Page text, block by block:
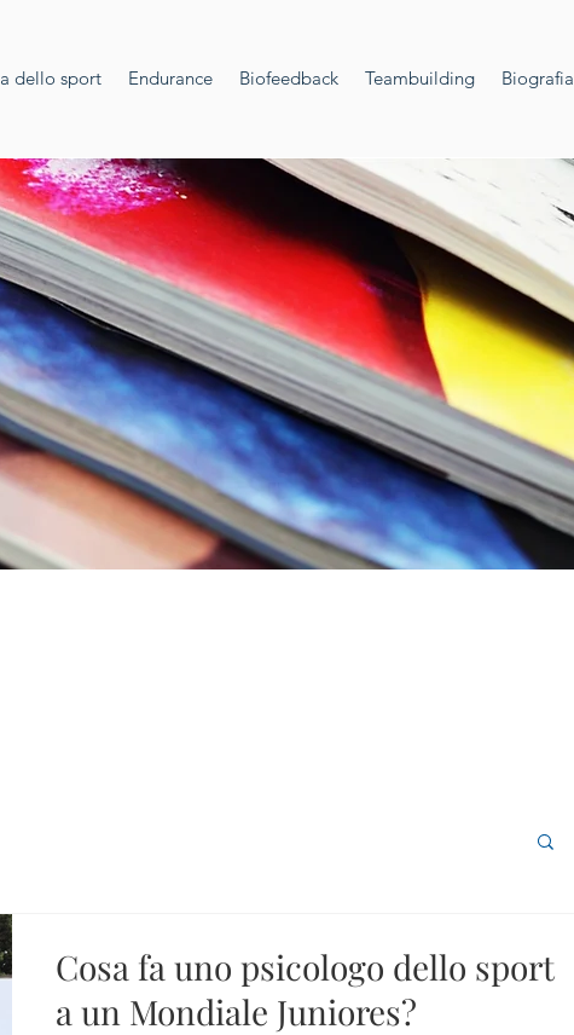
dello sport Endurance Biofeedback Teambuilding Biografia
Cosa fa uno psicologo dello sport
a un Mondiale Juniores?